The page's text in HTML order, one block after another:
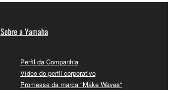
Sobre a Yamaha
Perfil da Companhia
Vídeo do perfil corporativo
Promessa da marca "Make Waves"